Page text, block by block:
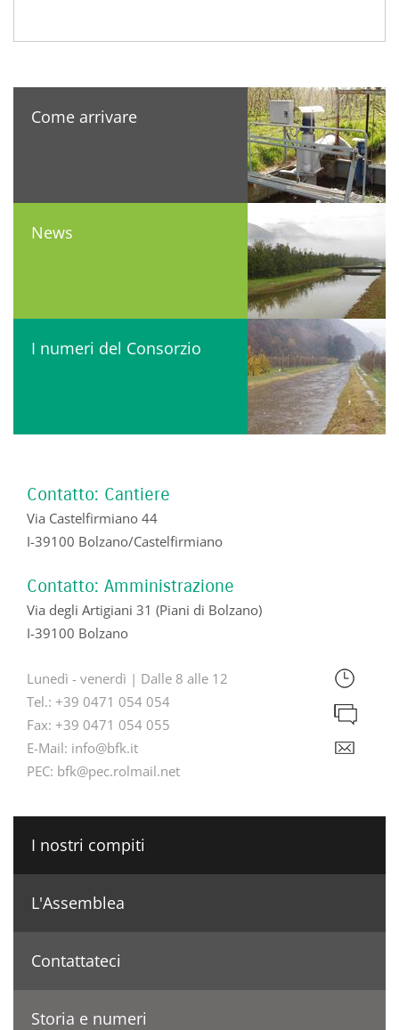
Come arrivare
News
I numeri del Consorzio
Contatto: Cantiere
Via Castelfirmiano 44
I-39100 Bolzano/Castelfirmiano
Contatto: Amministrazione
Via degli Artigiani 31 (Piani di Bolzano)
I-39100 Bolzano
Lunedì - venerdì | Dalle 8 alle 12
Tel.: +39 0471 054 054
Fax: +39 0471 054 055
E-Mail: info@bfk.it
PEC: bfk@pec.rolmail.net
I nostri compiti
L'Assemblea
Contattateci
Storia e numeri